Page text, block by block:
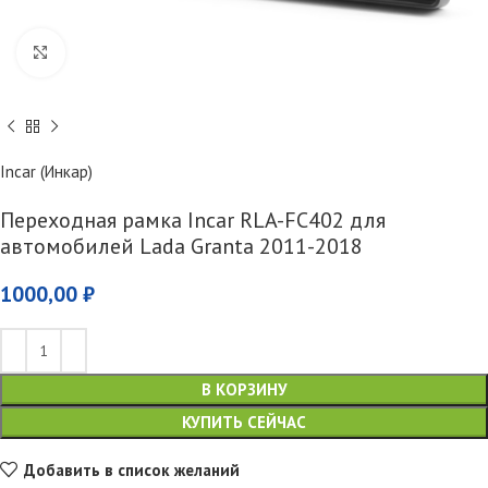
Incar (Инкар)
Переходная рамка Incar RLA-FC402 для
автомобилей Lada Granta 2011-2018
1000,00 ₽
В КОРЗИНУ
КУПИТЬ СЕЙЧАС
Добавить в список желаний